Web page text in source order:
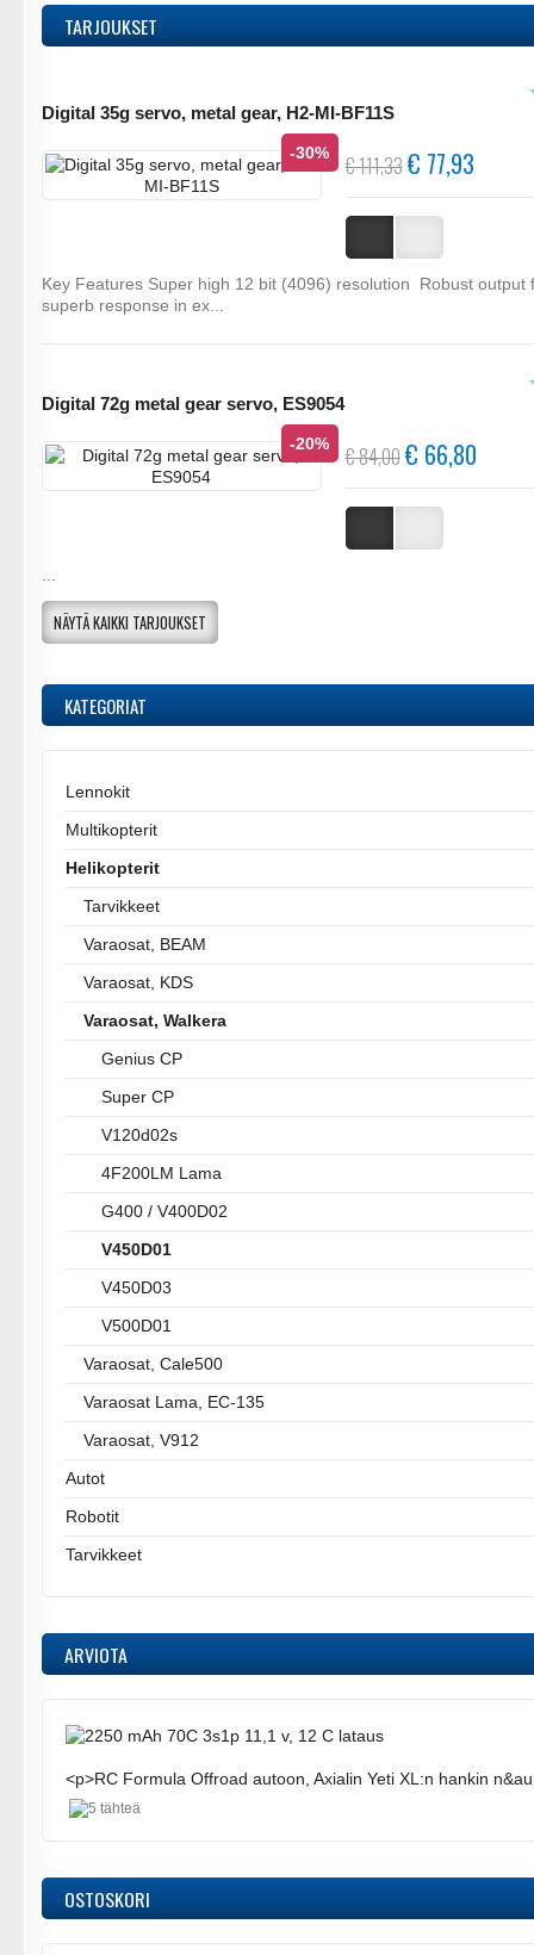
TARJOUKSET
Digital 35g servo, metal gear, H2-MI-BF11S
-30% € 111,33€ 77,93
Key Features Super high 12 bit (4096) resolution Robust output
superb response in ex...
Digital 72g metal gear servo, ES9054
-20% € 84,00€ 66,80
...
NÄYTÄ KAIKKI TARJOUKSET
KATEGORIAT
Lennokit
Multikopterit
Helikopterit
Tarvikkeet
Varaosat, BEAM
Varaosat, KDS
Varaosat, Walkera
Genius CP
Super CP
V120d02s
4F200LM Lama
G400 / V400D02
V450D01
V450D03
V500D01
Varaosat, Cale500
Varaosat Lama, EC-135
Varaosat, V912
Autot
Robotit
Tarvikkeet
ARVIOTA
<p>RC Formula Offroad autoon, Axialin Yeti XL:n hankin
OSTOSKORI